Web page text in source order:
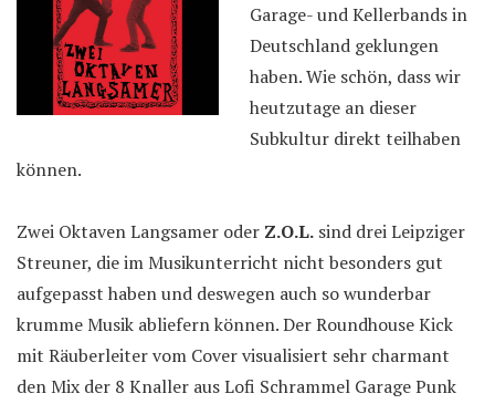
Garage- und Kellerbands in
Deutschland geklungen
haben. Wie schön, dass wir
heutzutage an dieser
Subkultur direkt teilhaben
können.
Zwei Oktaven Langsamer oder Z.O.L. sind drei Leipziger
Streuner, die im Musikunterricht nicht besonders gut
aufgepasst haben und deswegen auch so wunderbar
krumme Musik abliefern können. Der Roundhouse Kick
mit Räuberleiter vom Cover visualisiert sehr charmant
den Mix der 8 Knaller aus Lofi Schrammel Garage Punk